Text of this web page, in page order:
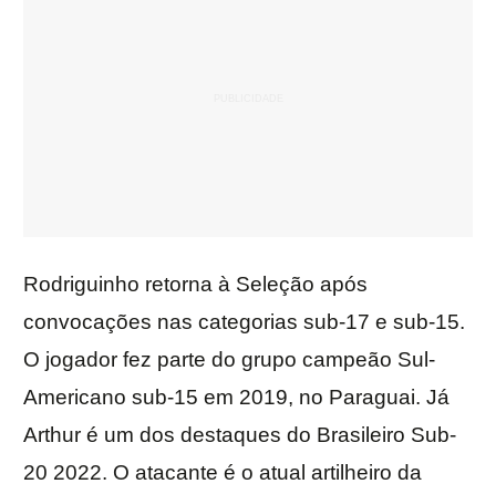
Rodriguinho retorna à Seleção após
convocações nas categorias sub-17 e sub-15.
O jogador fez parte do grupo campeão Sul-
Americano sub-15 em 2019, no Paraguai. Já
Arthur é um dos destaques do Brasileiro Sub-
20 2022. O atacante é o atual artilheiro da